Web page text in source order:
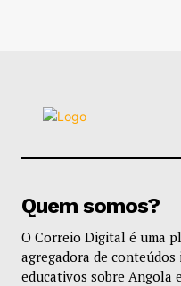
Quem somos?
O Correio Digital é uma
agregadora de
educativos sobre Angola